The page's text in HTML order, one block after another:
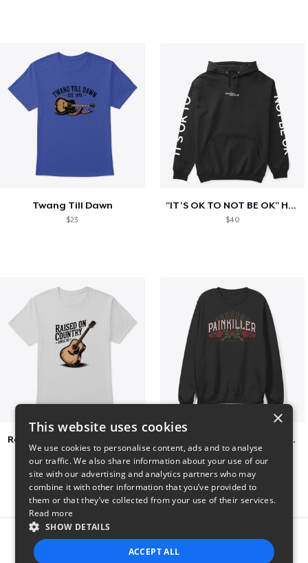
Twang Till Dawn
$23
"IT'S OK TO NOT BE OK" Hoodie (BP LOGO)
$40
Raised on Country Since 85
$23
Jon Dretto "Painkiller" Merch Collection
$39
Report this product
×
This website uses cookies
We use cookies to personalise content, ads and to analyse
our traffic. We also share information about your use of our
site with our advertising and analytics partners who may
combine it with other information that you’ve provided to
them or that they’ve collected from your use of their services.
Read more
SHOW DETAILS
ACCEPT ALL